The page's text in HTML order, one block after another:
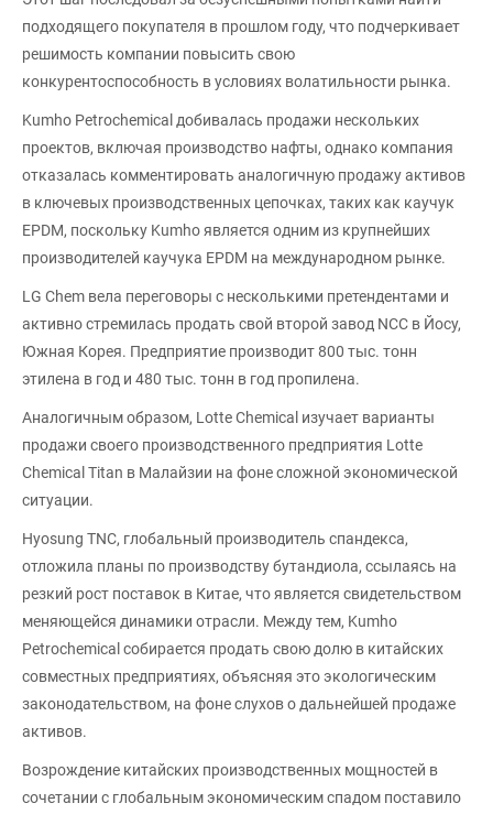
подходящего покупателя в прошлом году, что подчеркивает
решимость компании повысить свою
конкурентоспособность в условиях волатильности рынка.
Kumho Petrochemical добивалась продажи нескольких
проектов, включая производство нафты, однако компания
отказалась комментировать аналогичную продажу активов
в ключевых производственных цепочках, таких как каучук
EPDM, поскольку Kumho является одним из крупнейших
производителей каучука EPDM на международном рынке.
LG Chem вела переговоры с несколькими претендентами и
активно стремилась продать свой второй завод NCC в Йосу,
Южная Корея. Предприятие производит 800 тыс. тонн
этилена в год и 480 тыс. тонн в год пропилена.
Аналогичным образом, Lotte Chemical изучает варианты
продажи своего производственного предприятия Lotte
Chemical Titan в Малайзии на фоне сложной экономической
ситуации.
Hyosung TNC, глобальный производитель спандекса,
отложила планы по производству бутандиола, ссылаясь на
резкий рост поставок в Китае, что является свидетельством
меняющейся динамики отрасли. Между тем, Kumho
Petrochemical собирается продать свою долю в китайских
совместных предприятиях, объясняя это экологическим
законодательством, на фоне слухов о дальнейшей продаже
активов.
Возрождение китайских производственных мощностей в
сочетании с глобальным экономическим спадом поставило